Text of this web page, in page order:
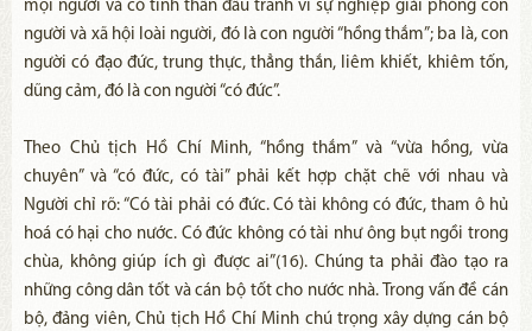
mọi người và có tinh thần đấu tranh vì sự nghiệp giải phóng con
người và xã hội loài người, đó là con người “hồng thắm”; ba là, con
người có đạo đức, trung thực, thẳng thắn, liêm khiết, khiêm tốn,
dũng cảm, đó là con người “có đức”.
Theo Chủ tịch Hồ Chí Minh, “hồng thắm” và “vừa hồng, vừa
chuyên” và “có đức, có tài” phải kết hợp chặt chẽ với nhau và
Người chỉ rõ: “Có tài phải có đức. Có tài không có đức, tham ô hủ
hoá có hại cho nước. Có đức không có tài như ông bụt ngồi trong
chùa, không giúp ích gì được ai”(16). Chúng ta phải đào tạo ra
những công dân tốt và cán bộ tốt cho nước nhà. Trong vấn đề cán
bộ, đảng viên, Chủ tịch Hồ Chí Minh chú trọng xây dựng cán bộ